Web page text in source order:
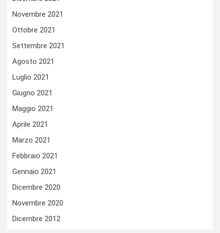
Novembre 2021
Ottobre 2021
Settembre 2021
Agosto 2021
Luglio 2021
Giugno 2021
Maggio 2021
Aprile 2021
Marzo 2021
Febbraio 2021
Gennaio 2021
Dicembre 2020
Novembre 2020
Dicembre 2012